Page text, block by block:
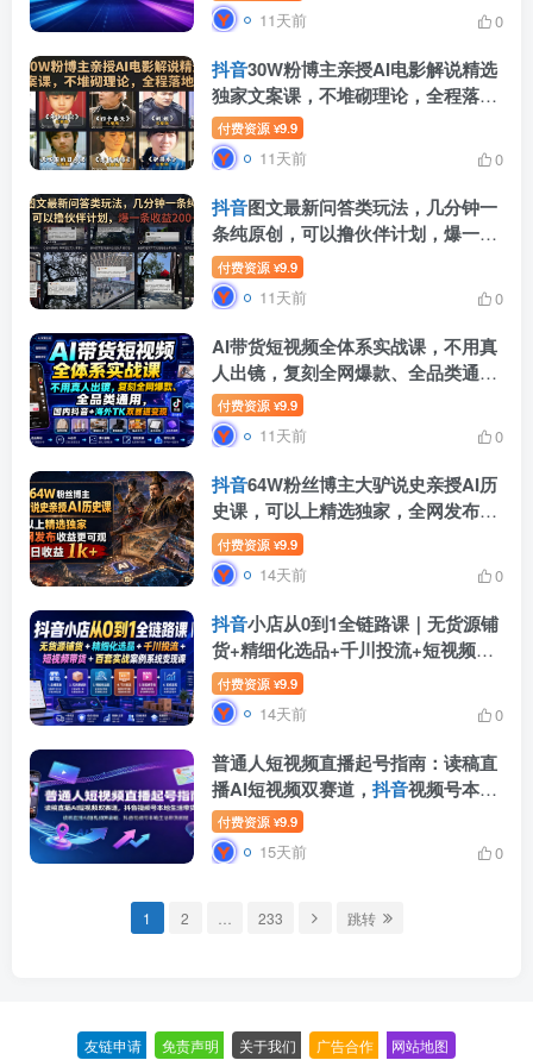
11天前 0
抖音30W粉博主亲授AI电影解说精选
独家文案课，不堆砌理论，全程落地
干货
付费资源 ¥9.9
11天前 0
抖音图文最新问答类玩法，几分钟一
条纯原创，可以撸伙伴计划，爆一条
收益200+
付费资源 ¥9.9
11天前 0
AI带货短视频全体系实战课，不用真
人出镜，复刻全网爆款、全品类通
用，国内抖音
付费资源 ¥9.9
11天前 0
抖音64W粉丝博主大驴说史亲授AI历
史课，可以上精选独家，全网发布收
益更可观，单日收益1k+
付费资源 ¥9.9
14天前 0
抖音小店从0到1全链路课｜无货源铺
货+精细化选品+千川投流+短视频带
货+百套实战案例系统变现课(2026年
7月更新)
付费资源 ¥9.9
14天前 0
普通人短视频直播起号指南：读稿直
播AI短视频双赛道， 抖音视频号本地
生活带货教程
付费资源 ¥9.9
15天前 0
1 2 233 跳转
友链申请 免责声明 关于我们 广告合作 网站地图